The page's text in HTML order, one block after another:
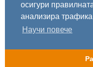
осигури
анализира
Научи повече
Начало Правила За
Линк за гласуване
© 2002-2026 BGtop.net